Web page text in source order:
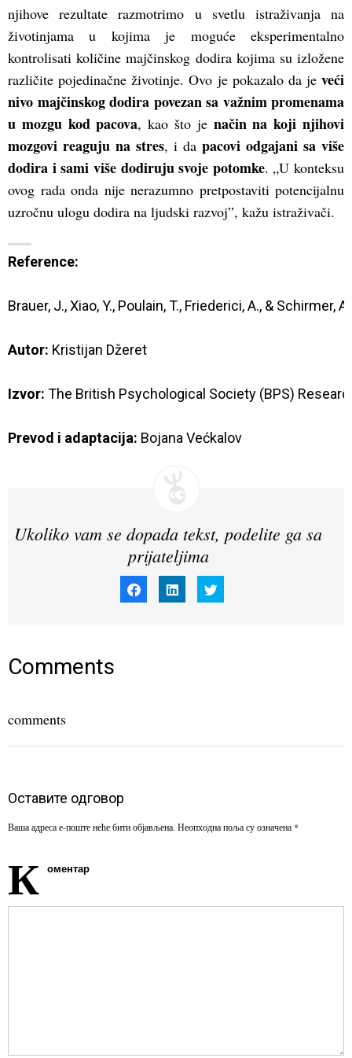
njihove rezultate razmotrimo u svetlu istraživanja na
životinjama u kojima je moguće eksperimentalno
kontrolisati količine majčinskog dodira kojima su izložene
različite pojedinačne životinje. Ovo je pokazalo da je veći
nivo majčinskog dodira povezan sa važnim promenama
u mozgu kod pacova, kao što je način na koji njihovi
mozgovi reaguju na stres, i da pacovi odgajani sa više
dodira i sami više dodiruju svoje potomke. „U konteksu
ovog rada onda nije nerazumno pretpostaviti potencijalnu
uzročnu ulogu dodira na ljudski razvoj”, kažu istraživači.
Reference:
Brauer, J., Xiao, Y., Poulain, T., Friederici, A., &
Autor: Kristijan Džeret
Izvor: The British Psychological Society (BPS)
Prevod i adaptacija: Bojana Većkalov
Ukoliko vam se dopada tekst, podelite ga sa
prijateljima
share share share
Comments
comments
Оставите одговор
Ваша адреса е-поште неће бити објављена. Неопходна поља су означена *
К оментар